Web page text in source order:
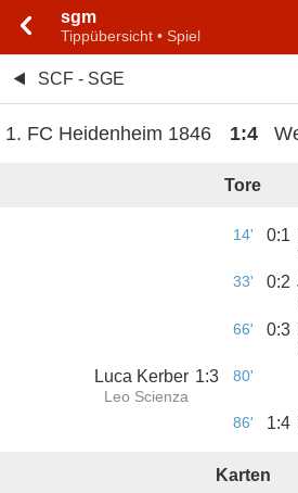
sgm
Tippübersicht • Spiel
SCF - SGE
1. FC Heidenheim 1846 1:4
Tore
14' 0:1
33' 0:2
66' 0:3
Luca Kerber
Leo Scienza
1:3 80'
86' 1:4
Karten